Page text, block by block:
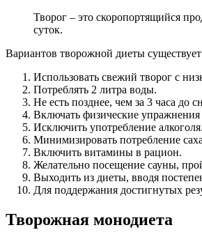
Творог – это скоропортящийся
суток.
Вариантов творожной диеты
Использовать свежий творог с
Потреблять 2 литра воды.
Не есть позднее, чем за 3 часа до
Включать физические
Исключить употребление алкоголя.
Минимизировать потребление
Включить витамины в рацион.
Желательно посещение сауны,
Выходить из диеты, вводя
Для поддержания достигнутых
Творожная монодиета